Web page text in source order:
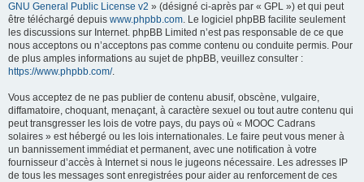
GNU General Public License v2 » (désigné ci-après par « GPL ») et qui peut
être téléchargé depuis www.phpbb.com. Le logiciel phpBB facilite seulement
les discussions sur Internet. phpBB Limited n’est pas responsable de ce que
nous acceptons ou n’acceptons pas comme contenu ou conduite permis. Pour
de plus amples informations au sujet de phpBB, veuillez consulter :
https://www.phpbb.com/.
Vous acceptez de ne pas publier de contenu abusif, obscène, vulgaire,
diffamatoire, choquant, menaçant, à caractère sexuel ou tout autre contenu qui
peut transgresser les lois de votre pays, du pays où « MOOC Cadrans
solaires » est hébergé ou les lois internationales. Le faire peut vous mener à
un bannissement immédiat et permanent, avec une notification à votre
fournisseur d’accès à Internet si nous le jugeons nécessaire. Les adresses IP
de tous les messages sont enregistrées pour aider au renforcement de ces